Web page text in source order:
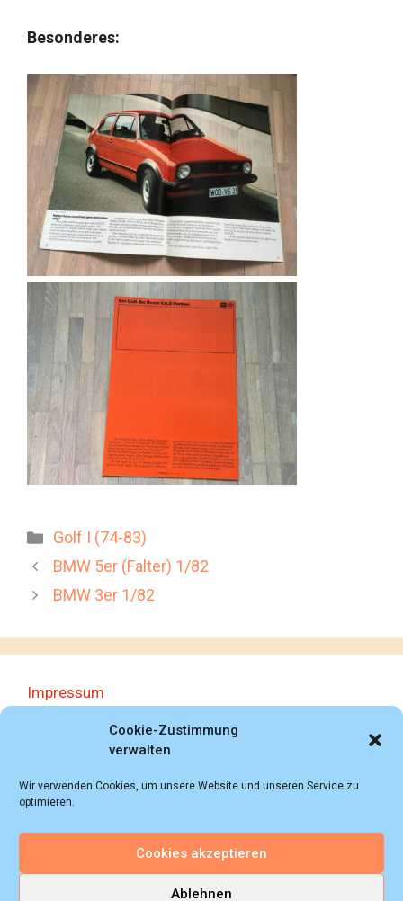
Cookie-Zustimmung
verwalten
Wir verwenden Cookies, um unsere Website und unseren Service zu
optimieren.
Cookies akzeptieren
Ablehnen
Besonderes:
Kategorien
Golf I (74-83)
BMW 5er (Falter) 1/82
BMW 3er 1/82
Impressum
Datenschutzerklärung
© 2018 - 2026 Autoprospektesammlung (Bernd